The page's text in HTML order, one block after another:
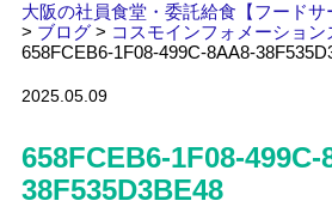
大阪の社員食堂・委託給食【フード
> ブログ> コスモインフォメーション
658FCEB6-1F08-499C-8AA8-
2025.05.09
658FCEB6-1F08-499C-
38F535D3BE48